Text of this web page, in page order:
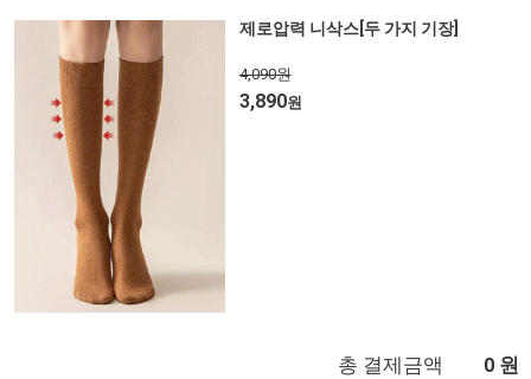
제로압력 니삭스[두 가지 기장]
4,090원
3,890원
총 결제금액 0 원